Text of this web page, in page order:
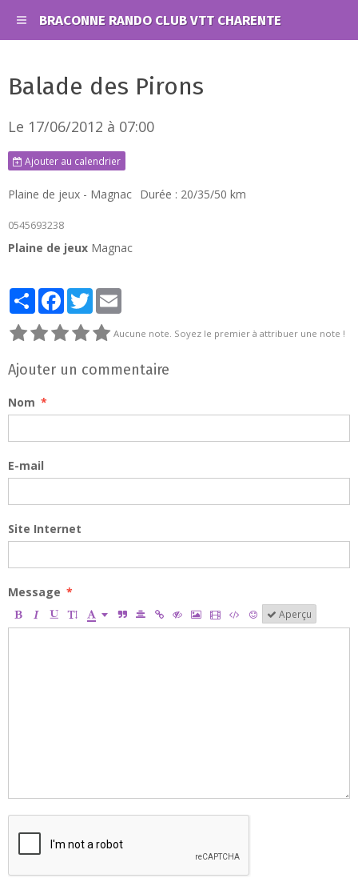
BRACONNE RANDO CLUB VTT CHARENTE
Balade des Pirons
Le 17/06/2012 à 07:00
Ajouter au calendrier
Plaine de jeux - Magnac Durée : 20/35/50 km
0545693238
Plaine de jeux Magnac
PartagerFacebook
Twitter
Aucune note. Soyez le premier à attribuer une note !
Ajouter un commentaire
Nom
E-mail
Site Internet
Message
Aperçu